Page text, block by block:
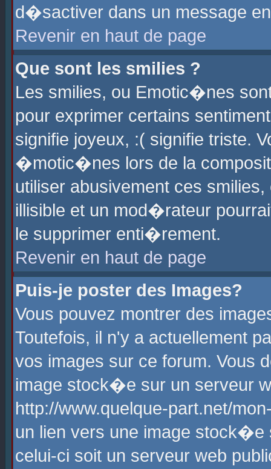
d�sactiver dans un message
Revenir en haut de page
Que sont les smilies ?
Les smilies, ou Emotic�nes
pour exprimer certains
signifie joyeux, :( signifie triste.
�motic�nes lors de la
utiliser abusivement ces
illisible et un mod�rateur
le supprimer enti�rement.
Revenir en haut de page
Puis-je poster des Images?
Vous pouvez montrer des
Toutefois, il n'y a actuellement
vos images sur ce forum. Vous
image stock�e sur un serveur
http://www.quelque-part.net/
un lien vers une image
celui-ci soit un serveur web